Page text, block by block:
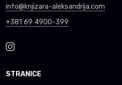
info@knjizara-aleksandrija.com
+381 69 4900-399
STRANICE